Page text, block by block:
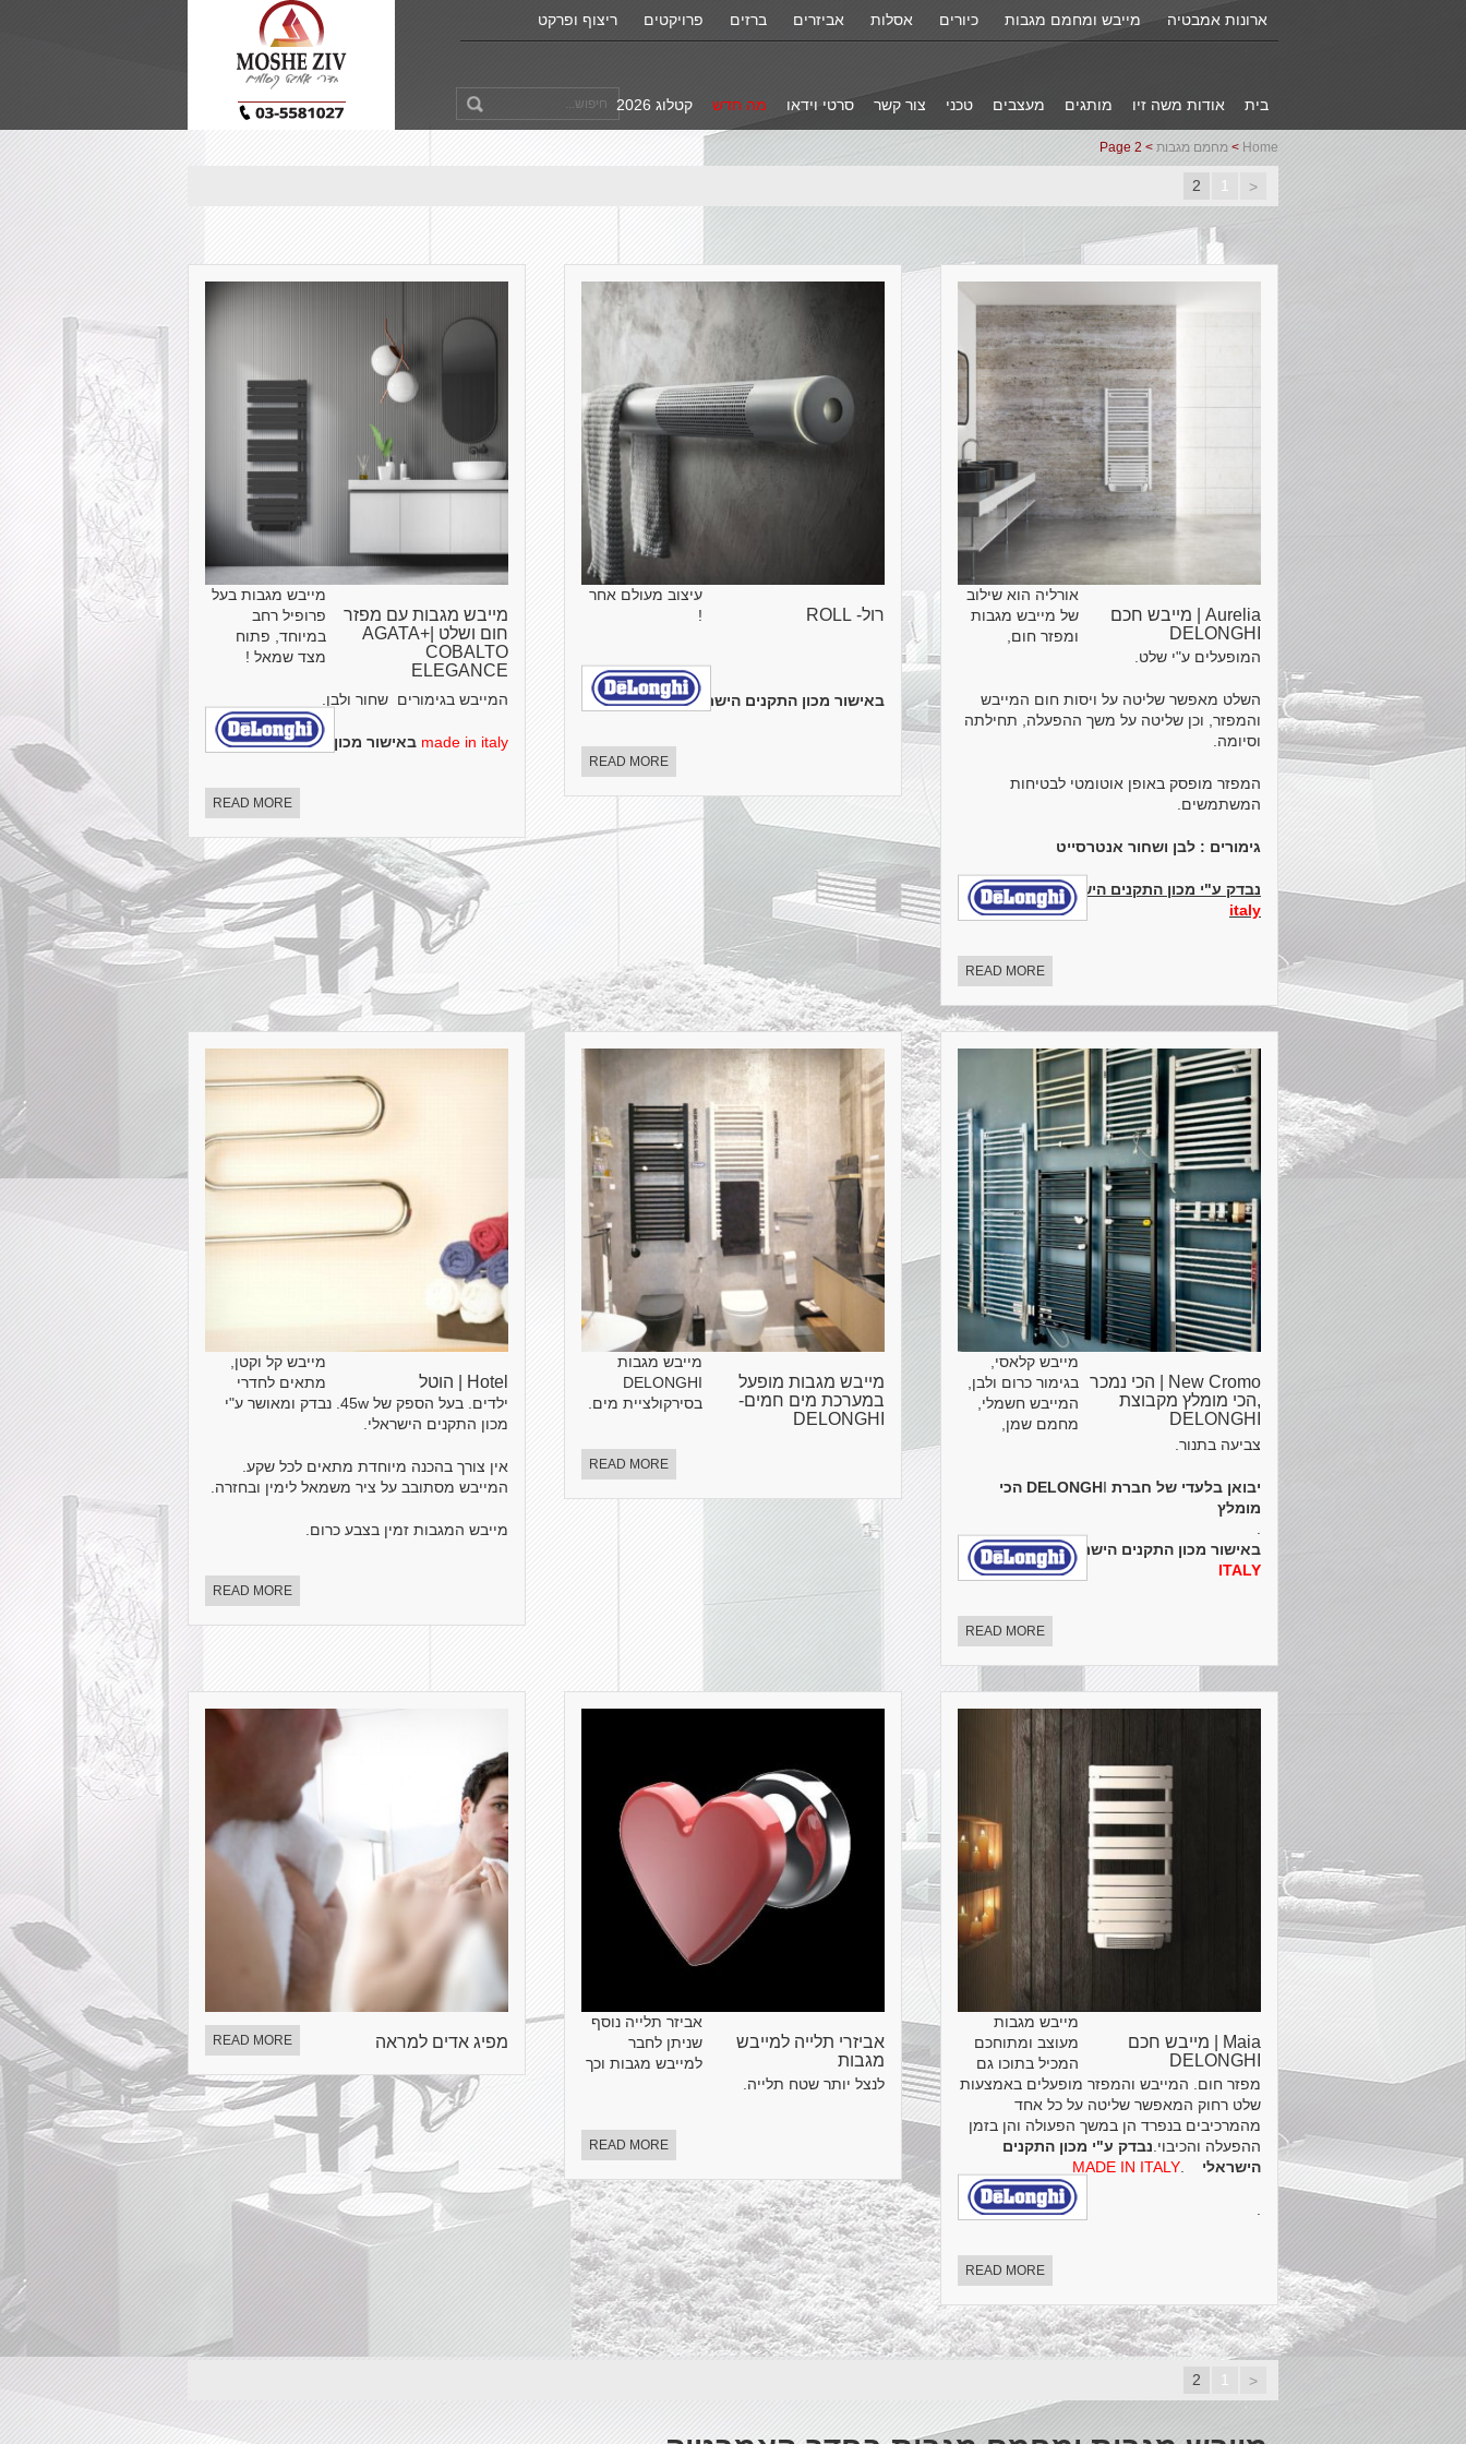
ארונות אמבטיה מייבש ומחמם מגבות כיורים אסלות אביזרים ברזים פרויקטים ריצוף ופרקט
קטלוג 2026 מה חדש סרטי וידאו צור קשר טכני מעצבים מותגים אודות משה זיו בית
Home
> מחמם מגבות > Page 2
<
1
2
מייבש מגבות עם מפזר
חום ושלט |AGATA+
COBALTO
ELEGANCE
מייבש מגבות בעל
פרופיל רחב
במיוחד, פתוח
מצד שמאל !
המייבש בגימורים שחור ולבן.
made in italy באישור מכון תקנים הישראלי
READ MORE
רול- ROLL
עיצוב מעולם אחר
!
באישור מכון התקנים הישראלי.
made in italy
READ MORE
Aurelia | מייבש חכם
DELONGHI
אורליה הוא שילוב
של מייבש מגבות
ומפזר חום,
המופעלים ע"י שלט.
השלט מאפשר שליטה על ויסות חום המייבש
והמפזר, וכן שליטה על משך ההפעלה, תחילתה
וסיומה.
המפזר מופסק באופן אוטומטי לבטיחות
המשתמשים.
גימורים : לבן ושחור אנטרסייט
נבדק ע"י מכון התקנים הישראלי.made in
italy
READ MORE
Hotel | הוטל
מייבש קל וקטן,
מתאים לחדרי
ילדים. בעל הספק של 45w. נבדק ומאושר ע"י
מכון התקנים הישראלי.
אין צורך בהכנה מיוחדת מתאים לכל שקע.
המייבש מסתובב על ציר משמאל לימין ובחזרה.
מייבש המגבות זמין בצבע כרום.
READ MORE
מייבש מגבות מופעל
במערכת מים חמים-
DELONGHI
מייבש מגבות
DELONGHI
בסירקולציית מים.
READ MORE
New Cromo | הכי נמכר
,הכי מומלץ מקבוצת
DELONGHI
מייבש קלאסי,
בגימור כרום ולבן,
המייבש חשמלי,
מחמם שמן,
צביעה בתנור.
יבואן בלעדי של חברת DELONGH I
הכי
מומלץ
באישור מכון התקנים הישראליMADE IN
ITALY
READ MORE
מפיג אדים למראה READ MORE
אביזרי תלייה למייבש
מגבות
אביזר תלייה נוסף
שניתן לחבר
למייבש מגבות וכך
לנצל יותר שטח תלייה.
READ MORE
Maia | מייבש חכם
DELONGHI
מייבש מגבות
מעוצב ומתוחכם
המכיל בתוכו גם
מפזר חום. המייבש והמפזר מופעלים באמצעות
שלט רחוק המאפשר שליטה על כל אחד
מהמרכיבים בנפרד הן במשך הפעולה והן בזמן
ההפעלה והכיבוי. נבדק ע"י מכון התקנים
הישראלי
MADE IN ITALY
READ MORE
<
1
2